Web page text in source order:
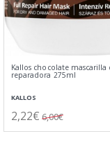
Kallos chocolate mascarilla
reparadora 275ml
KALLOS
2,22€ 6,00€